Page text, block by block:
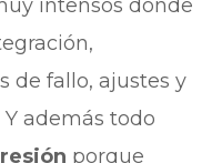
intensos donde
de fallo, ajustes y
además todo
porque